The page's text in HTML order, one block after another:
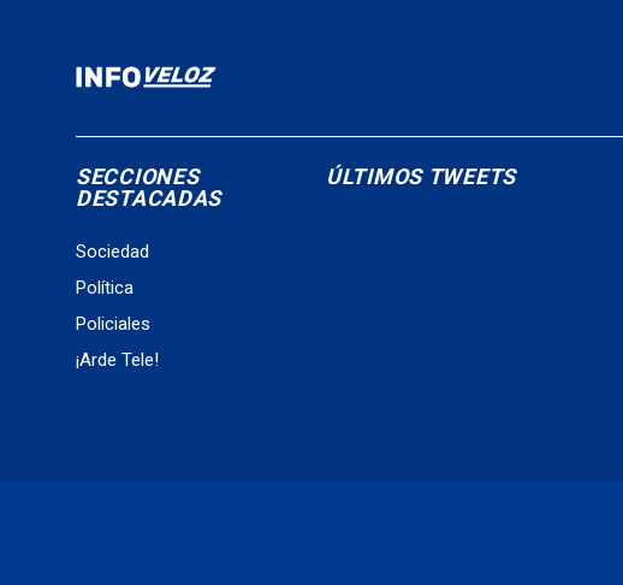
SECCIONES
DESTACADAS
Sociedad
Política
Policiales
¡Arde Tele!
ÚLTIMOS TWEETS